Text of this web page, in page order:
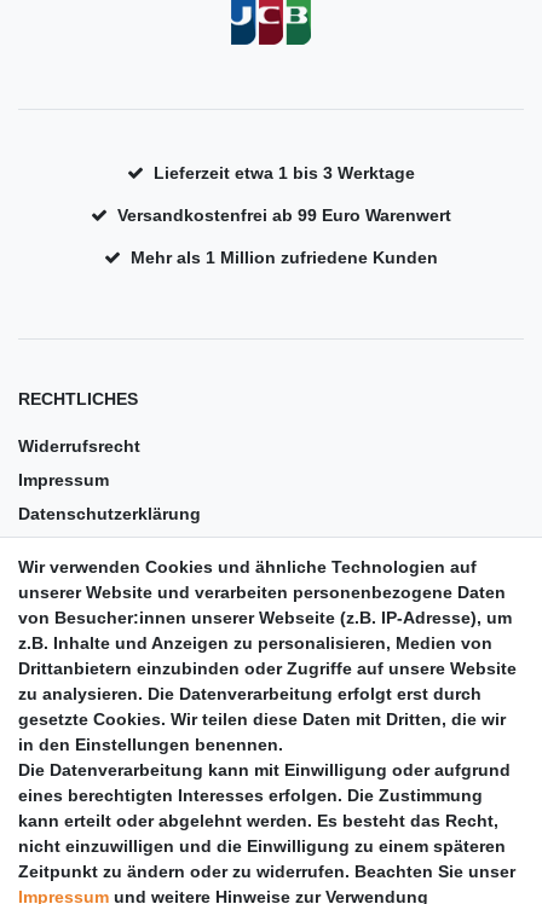
Lieferzeit etwa 1 bis 3 Werktage
Versandkostenfrei ab 99 Euro Warenwert
Mehr als 1 Million zufriedene Kunden
RECHTLICHES
Widerrufsrecht
Impressum
Datenschutzerklärung
Barrierefreiheit
Anleitungen
Vertrag widerrufen
PARTNER
DHL
GLS
PaketPLUS
Wir verwenden Cookies und ähnliche Technologien auf
unserer Website und verarbeiten personenbezogene Daten
von Besucher:innen unserer Webseite (z.B. IP-Adresse), um
z.B. Inhalte und Anzeigen zu personalisieren, Medien von
Drittanbietern einzubinden oder Zugriffe auf unsere Website
zu analysieren. Die Datenverarbeitung erfolgt erst durch
gesetzte Cookies. Wir teilen diese Daten mit Dritten, die wir
in den Einstellungen benennen.
Die Datenverarbeitung kann mit Einwilligung oder aufgrund
eines berechtigten Interesses erfolgen. Die Zustimmung
kann erteilt oder abgelehnt werden. Es besteht das Recht,
nicht einzuwilligen und die Einwilligung zu einem späteren
Zeitpunkt zu ändern oder zu widerrufen. Beachten Sie unser
Impressum und weitere Hinweise zur Verwendung